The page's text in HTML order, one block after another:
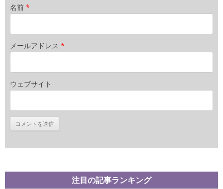
名前 *
メールアドレス *
ウェブサイト
注目の記事ランキング